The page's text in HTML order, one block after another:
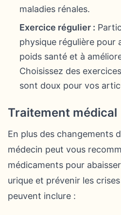
maladies rénales.
Exercice régulier :
physique régulière pour
poids santé et à
Choisissez des
sont doux pour vos
Traitement médical
En plus des changements
médecin peut vous
médicaments pour
urique et prévenir les
peuvent inclure :